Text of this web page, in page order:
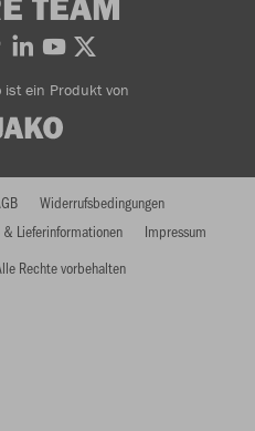
ist ein Produkt von
Rechte vorbehalten
Widerrufsbedingungen
& Lieferinformationen Impressum